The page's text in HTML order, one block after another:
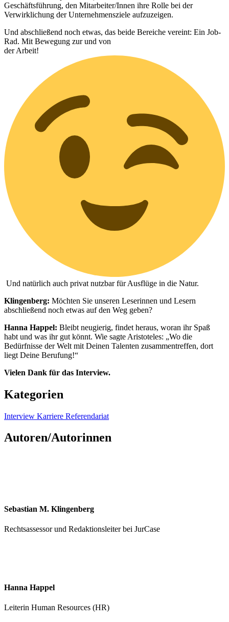
Geschäftsführung, den Mitarbeiter/Innen ihre Rolle bei der
Verwirklichung der Unternehmensziele aufzuzeigen.
Und abschließend noch etwas, das beide Bereiche vereint: Ein Job-
Rad. Mit Bewegung zur und von
der Arbeit!
Und natürlich auch privat nutzbar für Ausflüge in die Natur.
Klingenberg: Möchten Sie unseren Leserinnen und Lesern
abschließend noch etwas auf den Weg geben?
Hanna Happel: Bleibt neugierig, findet heraus, woran ihr Spaß
habt und was ihr gut könnt. Wie sagte Aristoteles: „Wo die
Bedürfnisse der Welt mit Deinen Talenten zusammentreffen, dort
liegt Deine Berufung!“
Vielen Dank für das Interview.
Kategorien
Interview Karriere Referendariat
Autoren/Autorinnen
Sebastian M. Klingenberg
Rechtsassessor und Redaktionsleiter bei JurCase
Hanna Happel
Leiterin Human Resources (HR)